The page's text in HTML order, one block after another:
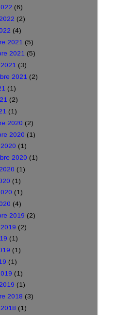
(6)
(2)
(4)
2021 (5)
2021 (5)
(3)
2021 (2)
(1)
(2)
(1)
2020 (2)
2020 (1)
(1)
2020 (1)
(1)
(1)
(1)
(4)
2019 (2)
(2)
(1)
(1)
(1)
(1)
(1)
2018 (3)
(1)